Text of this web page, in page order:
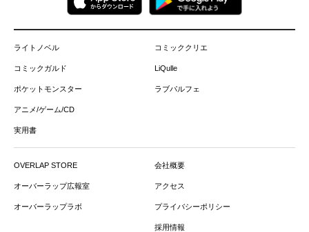
ライトノベル
コミックガルド
ポケットモンスター
アニメ/ゲーム/CD
実用書
コミッククリエ
LiQulle
ラブパルフェ
OVERLAP STORE
オーバーラップ広報室
オーバーラップラボ
会社概要
アクセス
プライバシーポリシー
採用情報